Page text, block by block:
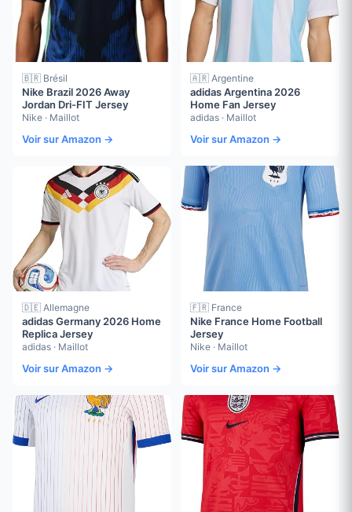
🇧🇷 Brésil
Nike Brazil 2026 Away
Jordan Dri-FIT Jersey
Nike · Maillot
Voir sur Amazon →
🇦🇷 Argentine
adidas Argentina 2026
Home Fan Jersey
adidas · Maillot
Voir sur Amazon →
🇩🇪 Allemagne
adidas Germany 2026 Home
Replica Jersey
adidas · Maillot
Voir sur Amazon →
🇫🇷 France
Nike France Home Football
Jersey
Nike · Maillot
Voir sur Amazon →